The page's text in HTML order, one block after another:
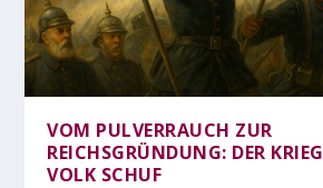
VOM PULVERRAUCH ZUR
REICHSGRÜNDUNG: DER
VOLK SCHUF